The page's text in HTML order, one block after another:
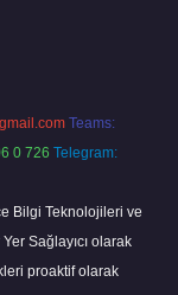
Teams:
0 726 Telegram:
Bilgi Teknolojileri ve
Sağlayıcı olarak
proaktif olarak